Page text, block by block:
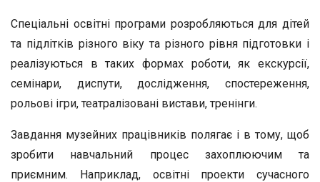
Спеціальні освітні програми розробляються для дітей
та підлітків різного віку та різного рівня підготовки і
реалізуються в таких формах роботи, як екскурсії,
семінари, диспути, дослідження, спостереження,
рольові ігри, театралізовані вистави, тренінги.
Завдання музейних працівників полягає і в тому, щоб
зробити навчальний процес захоплюючим та
приємним. Наприклад, освітні проекти сучасного